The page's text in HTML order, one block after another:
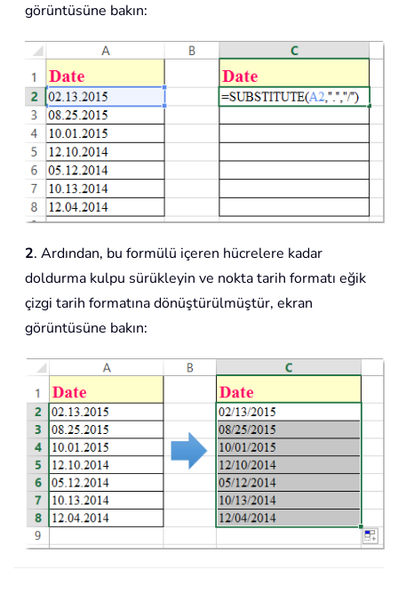
görüntüsüne bakın:
2. Ardından, bu formülü içeren hücrelere kadar
doldurma kulpu sürükleyin ve nokta tarih formatı eğik
çizgi tarih formatına dönüştürülmüştür, ekran
görüntüsüne bakın: